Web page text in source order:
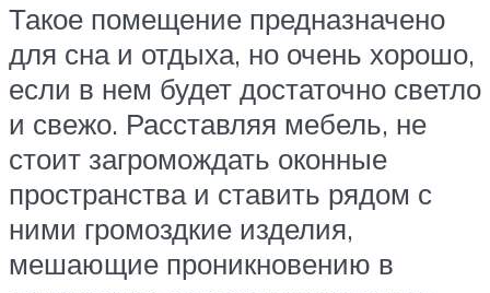
Такое помещение предназначено
для сна и отдыха, но очень хорошо,
если в нем будет достаточно светло
и свежо. Расставляя мебель, не
стоит загромождать оконные
пространства и ставить рядом с
ними громоздкие изделия,
мешающие проникновению в